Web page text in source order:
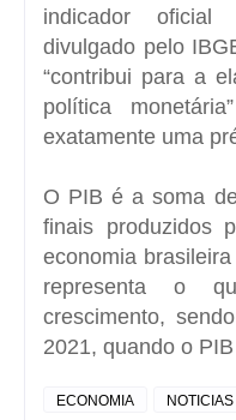
indicador oficial
divulgado pelo
“contribui para a
política
exatamente uma
O PIB é a soma
finais produzidos
economia
representa o
crescimento,
2021, quando o
ECONOMIA NOTICIAS